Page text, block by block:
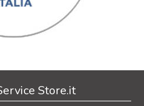
Store.it